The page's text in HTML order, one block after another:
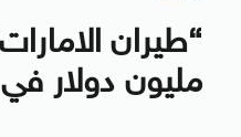
مليون دولار في 2013